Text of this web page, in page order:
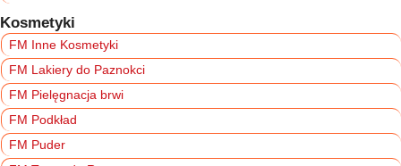
Kosmetyki
FM Inne Kosmetyki
FM Lakiery do Paznokci
FM Pielęgnacja brwi
FM Podkład
FM Puder